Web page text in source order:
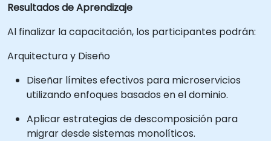
Resultados de Aprendizaje
Al finalizar la capacitación, los participantes podrán:
Arquitectura y Diseño
Diseñar límites efectivos para microservicios
utilizando enfoques basados en el dominio.
Aplicar estrategias de descomposición para
migrar desde sistemas monolíticos.